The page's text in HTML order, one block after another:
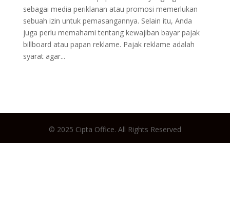
sebagai media periklanan atau promosi memerlukan
sebuah izin untuk pemasangannya. Selain itu, Anda
juga perlu memahami tentang kewajiban bayar pajak
billboard atau papan reklame. Pajak reklame adalah
syarat agar...
© 2025 Cipta Office. All Rights Reserved